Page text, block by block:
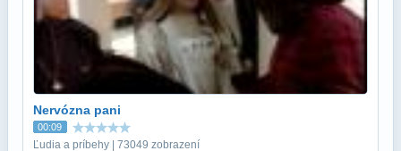
Nervózna pani
00:09
Ľudia a príbehy | 73049 zobrazení